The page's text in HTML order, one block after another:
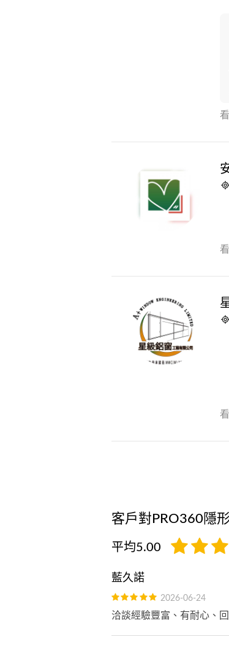
客戶對PRO360隱
平均5.00
藍久諾
2026-06-24
洽談經驗豐富、有耐心、回